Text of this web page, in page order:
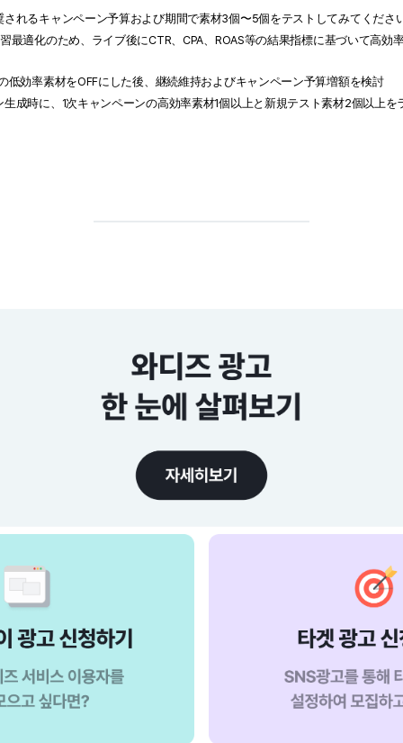
されるキャンペーン予算および期間で素材3個〜5個をテストしてみてくださ
最適化のため、ライブ後にCTR、CPA、ROAS等の結果指標に基づいて高効
低効率素材をOFFにした後、継続維持およびキャンペーン予算増額を検討
生成時に、1次キャンペーンの高効率素材1個以上と新規テスト素材2個以上